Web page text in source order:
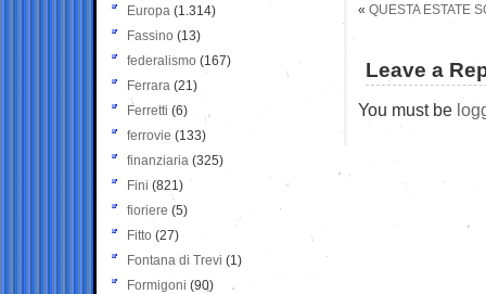
« QUESTA ESTATE
Leave a
You must be
Europa (1.314)
Fassino (13)
federalismo (167)
Ferrara (21)
Ferretti (6)
ferrovie (133)
finanziaria (325)
Fini (821)
fioriere (5)
Fitto (27)
Fontana di Trevi (1)
Formigoni (90)